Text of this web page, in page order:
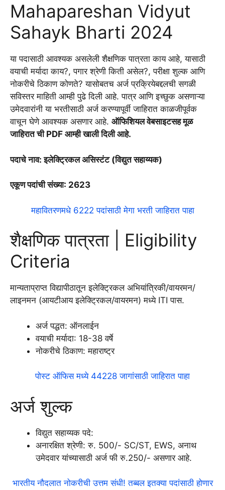
Mahapareshan Vidyut
Sahayk Bharti 2024
या पदासाठी आवश्यक असलेली शैक्षणिक पात्रता काय आहे, यासाठी
वयाची मर्यादा काय?, पगार श्रेणी किती असेल?, परीक्षा शुल्क आणि
नोकरीचे ठिकाण कोणते? यासोबतच अर्ज प्रक्रियेबद्दलची सगळी
सविस्तर माहिती आम्ही पुढे दिली आहे. पात्र आणि इच्छुक असणाऱ्या
उमेदवारांनी या भरतीसाठी अर्ज करण्यापूर्वी जाहिरात काळजीपूर्वक
वाचून घेणे आवश्यक असणार आहे. ऑफिशियल वेबसाइटसह मूळ
जाहिरात ची PDF आम्ही खाली दिली आहे.
पदाचे नाव: इलेक्ट्रिकल असिस्टंट (विद्युत सहाय्यक)
एकूण पदांची संख्या: 2623
महावितरणमधे 6222 पदांसाठी मेगा भरती जाहिरात पाहा
शैक्षणिक पात्रता | Eligibility
Criteria
मान्यताप्राप्त विद्यापीठातून इलेक्ट्रिकल अभियांत्रिकी/वायरमन/
लाइनमन (आयटीआय इलेक्ट्रिकल/वायरमन) मध्ये ITI पास.
अर्ज पद्धत: ऑनलाईन
वयाची मर्यादा: 18-38 वर्षे
नोकरीचे ठिकाण: महाराष्ट्र
पोस्ट ऑफिस मध्ये 44228 जागांसाठी जाहिरात पाहा
अर्ज शुल्क
विद्युत सहाय्यक पदे:
अनारक्षित श्रेणी: रु. 500/- SC/ST, EWS, अनाथ
उमेदवार यांच्यासाठी अर्ज फी रु.250/- असणार आहे.
भारतीय नौदलात नोकरीची उत्तम संधी! तब्बल इतक्या पदांसाठी होणार